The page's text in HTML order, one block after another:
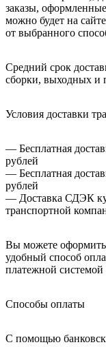
заказы,
можно будет на
от выбранного
Средний срок
сборки, выходных и
Условия доставки
— Бесплатная
рублей
— Бесплатная
рублей
— Доставка СДЭК
транспортной
Вы можете оформить
удобный способ
платежной системой
Способы оплаты
С помощью